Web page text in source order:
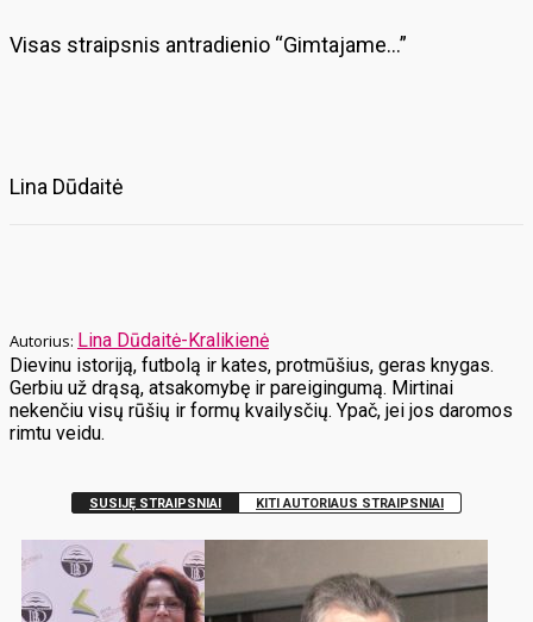
Visas straipsnis antradienio “Gimtajame…”
Lina Dūdaitė
Lina Dūdaitė-Kralikienė
Dievinu istoriją, futbolą ir kates, protmūšius, geras knygas.
Gerbiu už drąsą, atsakomybę ir pareigingumą. Mirtinai
nekenčiu visų rūšių ir formų kvailysčių. Ypač, jei jos daromos
rimtu veidu.
SUSIJĘ STRAIPSNIAI KITI AUTORIAUS STRAIPSNIAI